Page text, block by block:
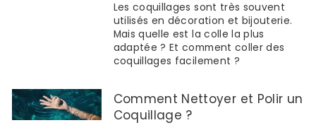
Les coquillages sont très souvent
utilisés en décoration et bijouterie.
Mais quelle est la colle la plus
adaptée ? Et comment coller des
coquillages facilement ?
Comment Nettoyer et Polir un
Coquillage ?